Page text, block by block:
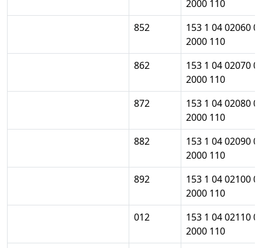
2000 110
852
153 1 04 02060
2000 110
862
153 1 04 02070
2000 110
872
153 1 04 02080
2000 110
882
153 1 04 02090
2000 110
892
153 1 04 02100
2000 110
012
153 1 04 02110
2000 110